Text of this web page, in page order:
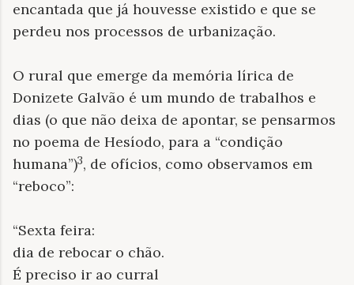
encantada que já houvesse existido e que se
perdeu nos processos de urbanização.
O rural que emerge da memória lírica de
Donizete Galvão é um mundo de trabalhos e
dias (o que não deixa de apontar, se pensarmos
no poema de Hesíodo, para a “condição
humana”)3, de ofícios, como observamos em
“reboco”:
“Sexta feira:
dia de rebocar o chão.
É preciso ir ao curral